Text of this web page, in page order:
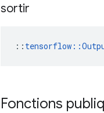
sortir
::
Fonctions